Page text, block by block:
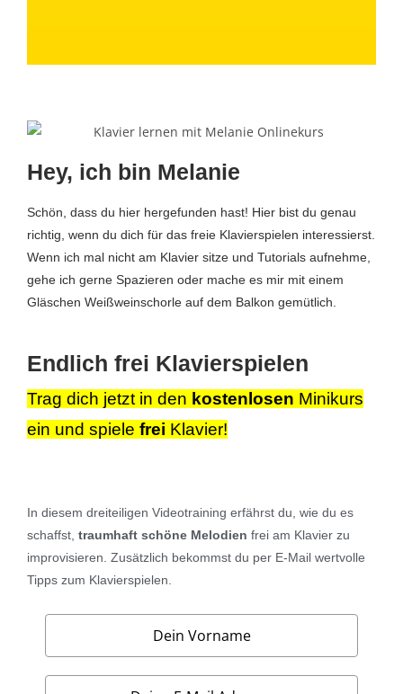
Hey, ich bin Melanie
Schön, dass du hier hergefunden hast! Hier bist du genau
richtig, wenn du dich für das freie Klavierspielen interessierst.
Wenn ich mal nicht am Klavier sitze und Tutorials aufnehme,
gehe ich gerne Spazieren oder mache es mir mit einem
Gläschen Weißweinschorle auf dem Balkon gemütlich.
Endlich frei Klavierspielen
Trag dich jetzt in den kostenlosen Minikurs
ein und spiele frei Klavier!
In diesem dreiteiligen Videotraining erfährst du, wie du es
schaffst, traumhaft schöne Melodien frei am Klavier zu
improvisieren. Zusätzlich bekommst du per E-Mail wertvolle
Tipps zum Klavierspielen.